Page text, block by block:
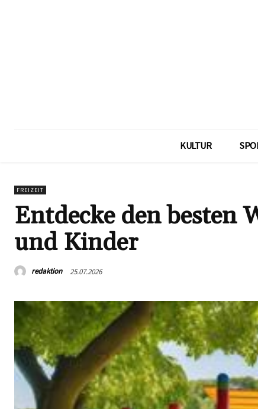
KULTUR
FREIZEIT
Entdecke den besten
und Kinder
redaktion 25.07.2026